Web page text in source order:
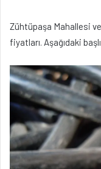
Zühtüpaşa Mahallesi
fiyatları. Aşağıdaki